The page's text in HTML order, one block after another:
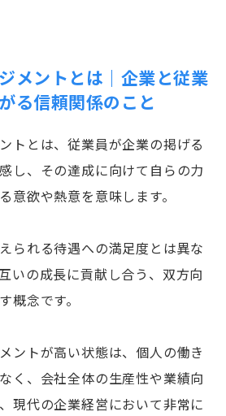
メントとは｜企業と従業
る信頼関係のこと
トとは、従業員が企業の掲げる
し、その達成に向けて自らの力
意欲や熱意を意味します。
られる待遇への満足度とは異な
いの成長に貢献し合う、双方向
概念です。
ントが高い状態は、個人の働き
く、会社全体の生産性や業績向
現代の企業経営において非常に